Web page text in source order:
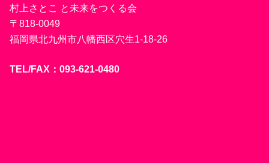
村上さとこ と未来をつくる会
〒818-0049
福岡県北九州市八幡西区穴生1-18-26
TEL/FAX：093-621-0480